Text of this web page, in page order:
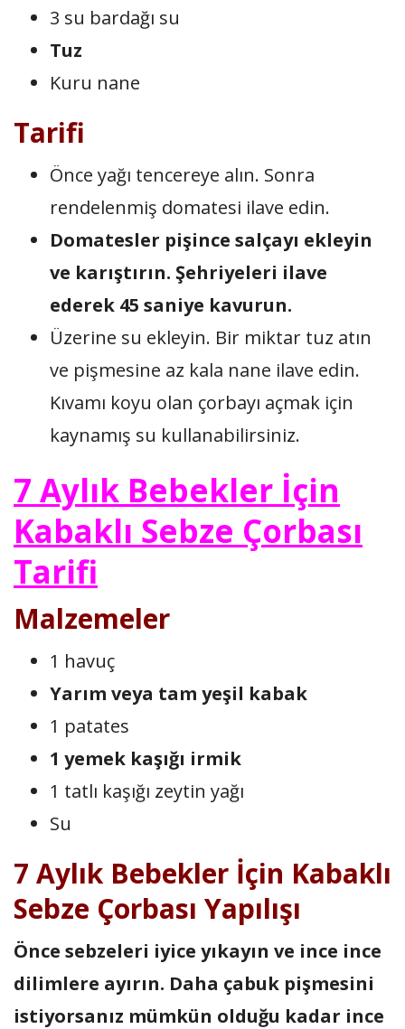
3 su bardağı su
Tuz
Kuru nane
Tarifi
Önce yağı tencereye alın. Sonra
rendelenmiş domatesi ilave edin.
Domatesler pişince salçayı ekleyin
ve karıştırın. Şehriyeleri ilave
ederek 45 saniye kavurun.
Üzerine su ekleyin. Bir miktar tuz atın
ve pişmesine az kala nane ilave edin.
Kıvamı koyu olan çorbayı açmak için
kaynamış su kullanabilirsiniz.
7 Aylık Bebekler İçin
Kabaklı Sebze Çorbası
Tarifi
Malzemeler
1 havuç
Yarım veya tam yeşil kabak
1 patates
1 yemek kaşığı irmik
1 tatlı kaşığı zeytin yağı
Su
7 Aylık Bebekler İçin Kabaklı
Sebze Çorbası Yapılışı
Önce sebzeleri iyice yıkayın ve ince ince
dilimlere ayırın. Daha çabuk pişmesini
istiyorsanız mümkün olduğu kadar ince